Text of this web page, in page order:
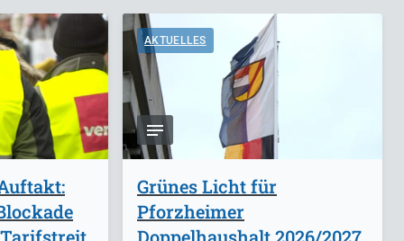
AKTUELLES
Grünes Licht für
Pforzheimer